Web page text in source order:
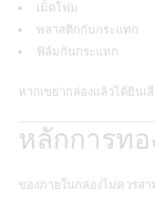
เม็ดโฟม
พลาสติกกันกระแทก
ฟิล์มกันกระแทก
หากเขย่ากล่องแล้วได้ยินเ
หลักการท
ของภายในกล่องไม่ควรสา